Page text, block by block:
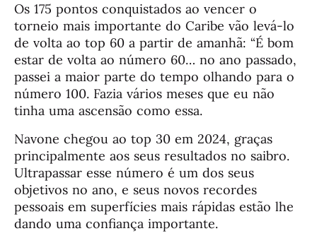
Os 175 pontos conquistados ao vencer o
torneio mais importante do Caribe vão levá-lo
de volta ao top 60 a partir de amanhã: “É bom
estar de volta ao número 60… no ano passado,
passei a maior parte do tempo olhando para o
número 100. Fazia vários meses que eu não
tinha uma ascensão como essa.
Navone chegou ao top 30 em 2024, graças
principalmente aos seus resultados no saibro.
Ultrapassar esse número é um dos seus
objetivos no ano, e seus novos recordes
pessoais em superfícies mais rápidas estão lhe
dando uma confiança importante.